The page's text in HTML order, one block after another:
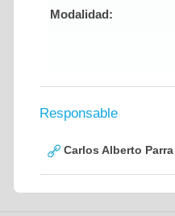
Modalidad:
Responsable
Carlos Alberto